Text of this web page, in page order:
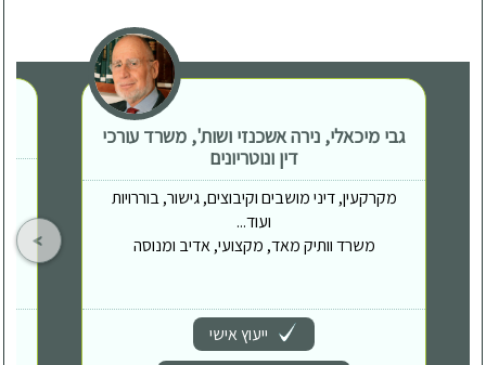
גבי מיכאלי, נירה אשכנזי ושות', משרד עורכי
דין ונוטריונים
מקרקעין, דיני מושבים וקיבוצים, גישור, בוררויות
ועוד...
משרד וותיק מאד, מקצועי, אדיב ומנוסה
ייעוץ אישי